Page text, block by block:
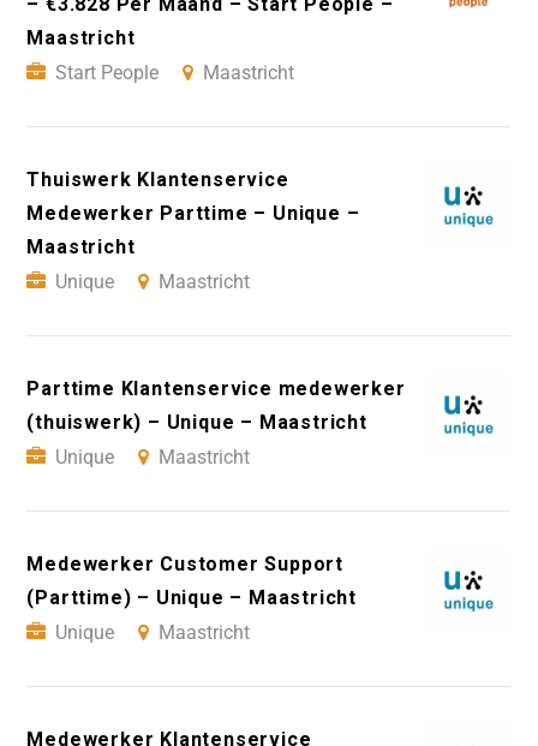
Maastricht
Start People
Maastricht
Thuiswerk Klantenservice
Medewerker Parttime – Unique –
Maastricht
Unique
Maastricht
Parttime Klantenservice medewerker
(thuiswerk) – Unique – Maastricht
Unique
Maastricht
Medewerker Customer Support
(Parttime) – Unique – Maastricht
Unique
Maastricht
Medewerker Klantenservice